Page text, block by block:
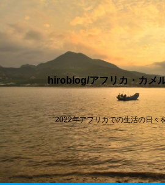
hiroblog/アフリカ・カメ
2022年アフリカでの生活の日々